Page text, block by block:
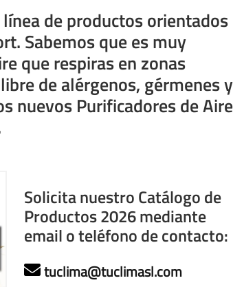
de productos orientados
Sabemos que es muy
que respiras en zonas
de alérgenos, gérmenes y
nuevos Purificadores de Aire
Solicita nuestro Catálogo de
Productos 2026 mediante
email o teléfono de contacto:
tuclima@tuclimasl.com